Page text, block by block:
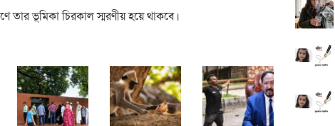
তার ভূমিকা চিরকাল স্মরণীয় হয়ে থাকবে।